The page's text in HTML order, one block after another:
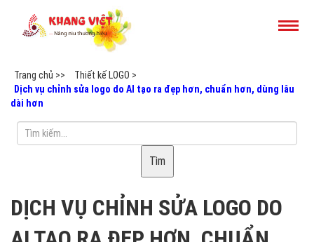
Trang chủ >>
Thiết kế LOGO >
Dịch vụ chỉnh sửa logo do AI tạo ra đẹp hơn, chuẩn hơn, dùng lâu
dài hơn
Tìm
DỊCH VỤ CHỈNH SỬA LOGO DO